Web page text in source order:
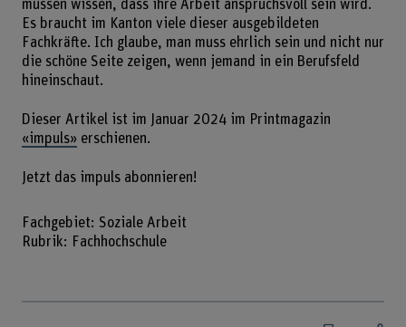
müssen wissen, dass ihre Arbeit anspruchsvoll sein wird.
Es braucht im Kanton viele dieser ausgebildeten
Fachkräfte. Ich glaube, man muss ehrlich sein und nicht nur
die schöne Seite zeigen, wenn jemand in ein Berufsfeld
hineinschaut.
Dieser Artikel ist im Januar 2024 im Printmagazin
«impuls»erschienen.
Jetzt das impuls abonnieren!
Fachgebiet: Soziale Arbeit
Rubrik: Fachhochschule